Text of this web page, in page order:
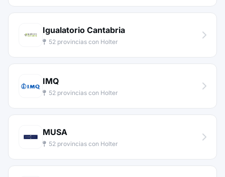
Igualatorio Cantabria
52 provincias con Holter
IMQ
52 provincias con Holter
MUSA
52 provincias con Holter